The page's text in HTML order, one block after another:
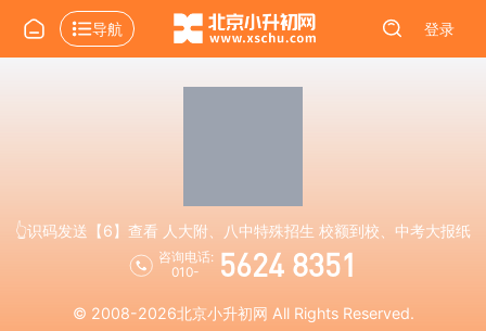
导航 登录
👆识码发送【6】查看 人大附、八中特殊招生 校额到校、中考大报纸
咨询电话:
010-
5624 8351
© 2008-2026北京小升初网 All Rights Reserved.